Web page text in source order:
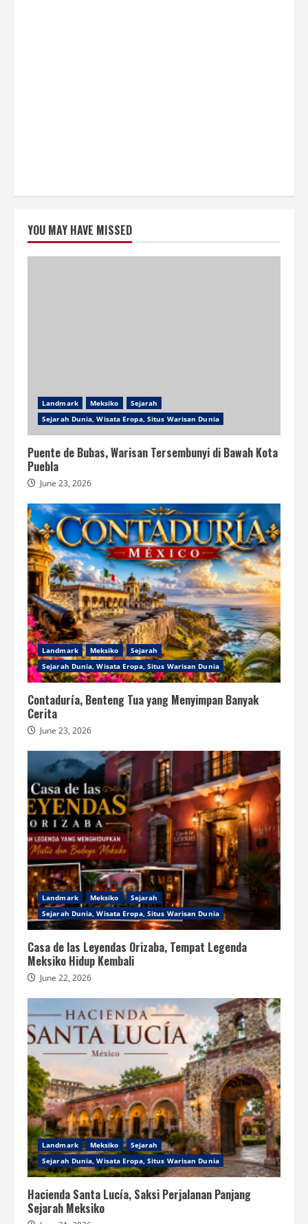
YOU MAY HAVE MISSED
Landmark Meksiko
Sejarah
Sejarah Dunia, Wisata Eropa, Situs Warisan Dunia
Puente de Bubas, Warisan Tersembunyi di Bawah Kota
Puebla
June 23, 2026
Landmark Meksiko
Sejarah
Sejarah Dunia, Wisata Eropa, Situs Warisan Dunia
Contaduría, Benteng Tua yang Menyimpan Banyak
Cerita
June 23, 2026
Landmark Meksiko
Sejarah
Sejarah Dunia, Wisata Eropa, Situs Warisan Dunia
Casa de las Leyendas Orizaba, Tempat Legenda
Meksiko Hidup Kembali
June 22, 2026
Landmark Meksiko
Sejarah
Sejarah Dunia, Wisata Eropa, Situs Warisan Dunia
Hacienda Santa Lucía, Saksi Perjalanan Panjang
Sejarah Meksiko